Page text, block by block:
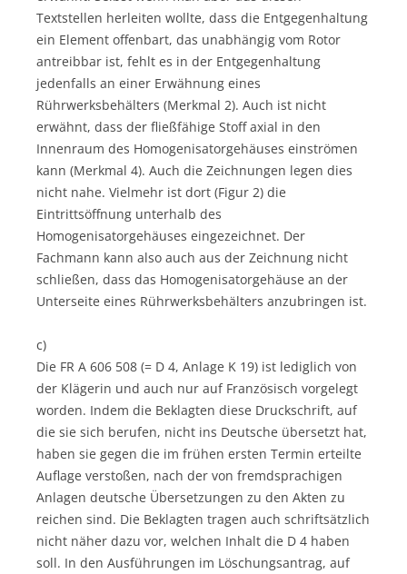
Textstellen herleiten wollte, dass die Entgegenhaltung
ein Element offenbart, das unabhängig vom Rotor
antreibbar ist, fehlt es in der Entgegenhaltung
jedenfalls an einer Erwähnung eines
Rührwerksbehälters (Merkmal 2). Auch ist nicht
erwähnt, dass der fließfähige Stoff axial in den
Innenraum des Homogenisatorgehäuses einströmen
kann (Merkmal 4). Auch die Zeichnungen legen dies
nicht nahe. Vielmehr ist dort (Figur 2) die
Eintrittsöffnung unterhalb des
Homogenisatorgehäuses eingezeichnet. Der
Fachmann kann also auch aus der Zeichnung nicht
schließen, dass das Homogenisatorgehäuse an der
Unterseite eines Rührwerksbehälters anzubringen ist.
c)
Die FR A 606 508 (= D 4, Anlage K 19) ist lediglich von
der Klägerin und auch nur auf Französisch vorgelegt
worden. Indem die Beklagten diese Druckschrift, auf
die sie sich berufen, nicht ins Deutsche übersetzt hat,
haben sie gegen die im frühen ersten Termin erteilte
Auflage verstoßen, nach der von fremdsprachigen
Anlagen deutsche Übersetzungen zu den Akten zu
reichen sind. Die Beklagten tragen auch schriftsätzlich
nicht näher dazu vor, welchen Inhalt die D 4 haben
soll. In den Ausführungen im Löschungsantrag, auf